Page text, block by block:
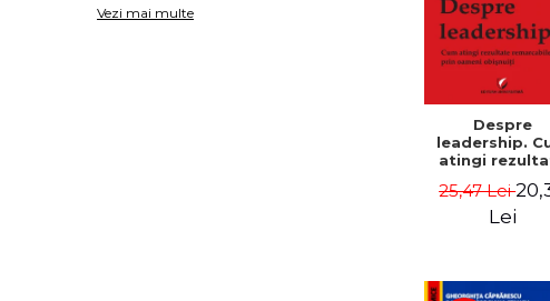
Vezi mai multe
Despre
leadership.
atingi
oameni
25,47 Lei
Lei